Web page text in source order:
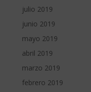
julio 2019
junio 2019
mayo 2019
abril 2019
marzo 2019
febrero 2019